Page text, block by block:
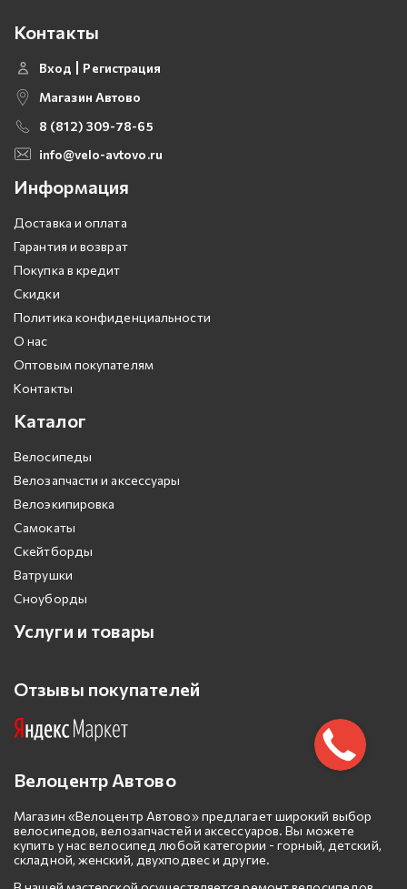
Контакты
Вход
Регистрация
Магазин Автово
8 (812) 309-78-65
info@velo-avtovo.ru
Информация
Доставка и оплата
Гарантия и возврат
Покупка в кредит
Скидки
Политика конфиденциальности
О нас
Оптовым покупателям
Контакты
Каталог
Велосипеды
Велозапчасти и аксессуары
Велоэкипировка
Самокаты
Скейтборды
Ватрушки
Сноуборды
Услуги и товары
Отзывы покупателей
Велоцентр Автово
Магазин «Велоцентр Автово» предлагает широкий выбор
велосипедов, велозапчастей и аксессуаров. Вы можете
купить у нас велосипед любой категории - горный, детский,
складной, женский, двухподвес и другие.